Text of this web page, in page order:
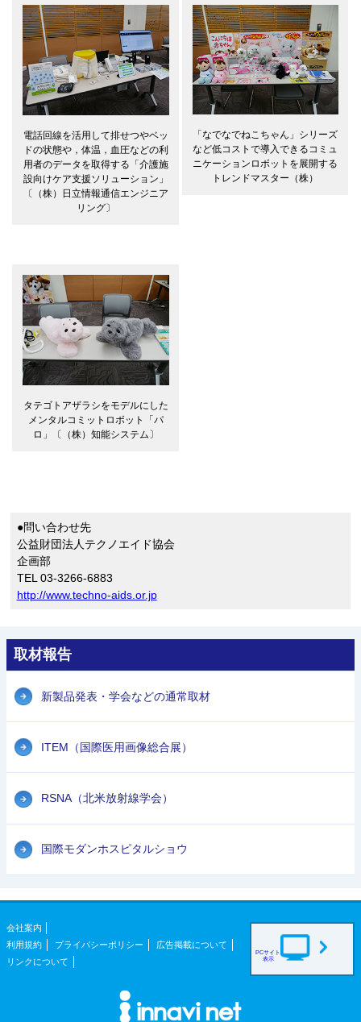
電話回線を活用して排せつやベッ
ドの状態や，体温，血圧などの利
用者のデータを取得する「介護施
設向けケア支援ソリューション」
〔（株）日立情報通信エンジニア
リング〕
「なでなでねこちゃん」シリーズ
など低コストで導入できるコミュ
ニケーションロボットを展開する
トレンドマスター（株）
タテゴトアザラシをモデルにした
メンタルコミットロボット「パ
ロ」〔（株）知能システム〕
●問い合わせ先
公益財団法人テクノエイド協会
企画部
TEL 03-3266-6883
http://www.techno-aids.or.jp
取材報告
新製品発表・学会などの通常取材
ITEM（国際医用画像総合展）
RSNA（北米放射線学会）
国際モダンホスピタルショウ
会社案内
利用規約
プライバシーポリシー
広告掲載について
リンクについて
PCサイト
表示